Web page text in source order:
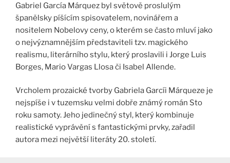
Gabriel García Márquez byl světově proslulým
španělsky píšícím spisovatelem, novinářem a
nositelem Nobelovy ceny, o kterém se často mluví jako
o nejvýznamnějším představiteli tzv. magického
realismu, literárního stylu, který proslavili i Jorge Luis
Borges, Mario Vargas Llosa či Isabel Allende.
Vrcholem prozaické tvorby Gabriela Garcíi Márqueze je
nejspíše i v tuzemsku velmi dobře známý román Sto
roku samoty. Jeho jedinečný styl, který kombinuje
realistické vyprávění s fantastickými prvky, zařadil
autora mezi největší literáty 20. století.